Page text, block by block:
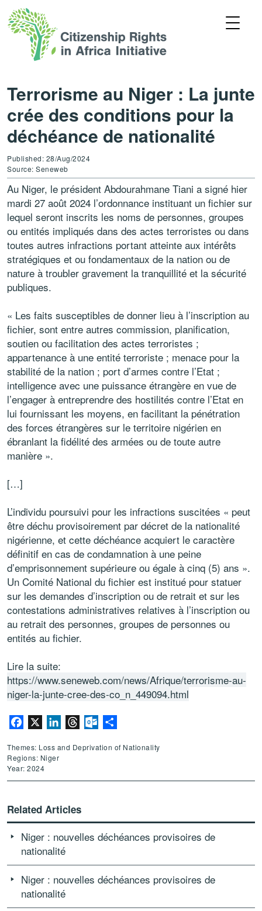
Terrorisme au Niger : La junte
crée des conditions pour la
déchéance de nationalité
Published: 28/Aug/2024
Source: Seneweb
Au Niger, le président Abdourahmane Tiani a signé hier
mardi 27 août 2024 l’ordonnance instituant un fichier sur
lequel seront inscrits les noms de personnes, groupes
ou entités impliqués dans des actes terroristes ou dans
toutes autres infractions portant atteinte aux intérêts
stratégiques et ou fondamentaux de la nation ou de
nature à troubler gravement la tranquillité et la sécurité
publiques.
« Les faits susceptibles de donner lieu à l’inscription au
fichier, sont entre autres commission, planification,
soutien ou facilitation des actes terroristes ;
appartenance à une entité terroriste ; menace pour la
stabilité de la nation ; port d’armes contre l’Etat ;
intelligence avec une puissance étrangère en vue de
l’engager à entreprendre des hostilités contre l’Etat en
lui fournissant les moyens, en facilitant la pénétration
des forces étrangères sur le territoire nigérien en
ébranlant la fidélité des armées ou de toute autre
manière ».
[…]
L’individu poursuivi pour les infractions suscitées « peut
être déchu provisoirement par décret de la nationalité
nigérienne, et cette déchéance acquiert le caractère
définitif en cas de condamnation à une peine
d’emprisonnement supérieure ou égale à cinq (5) ans ».
Un Comité National du fichier est institué pour statuer
sur les demandes d’inscription ou de retrait et sur les
contestations administratives relatives à l’inscription ou
au retrait des personnes, groupes de personnes ou
entités au fichier.
Lire la suite:
https://www.seneweb.com/news/Afrique/terrorisme-au-
niger-la-junte-cree-des-co_n_449094.html
Facebook LinkedInThreadsOutlook.com
Themes: Loss and Deprivation of Nationality
Regions: Niger
Year: 2024
Related Articles
Niger : nouvelles déchéances provisoires de
nationalité
Niger : nouvelles déchéances provisoires de
nationalité